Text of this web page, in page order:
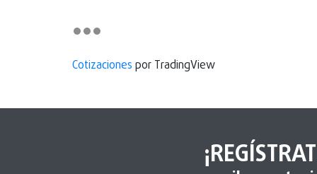
Cotizaciones por TradingView